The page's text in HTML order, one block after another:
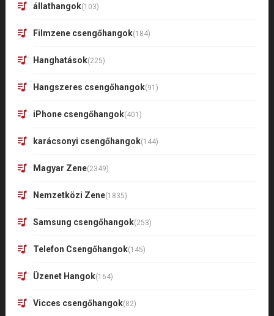
állathangok(103)
Filmzene csengőhangok(184)
Hanghatások(225)
Hangszeres csengőhangok(91)
iPhone csengőhangok(401)
karácsonyi csengőhangok(144)
Magyar Zene(2349)
Nemzetközi Zene(1835)
Samsung csengőhangok(253)
Telefon Csengőhangok(145)
Üzenet Hangok(164)
Vicces csengőhangok(82)